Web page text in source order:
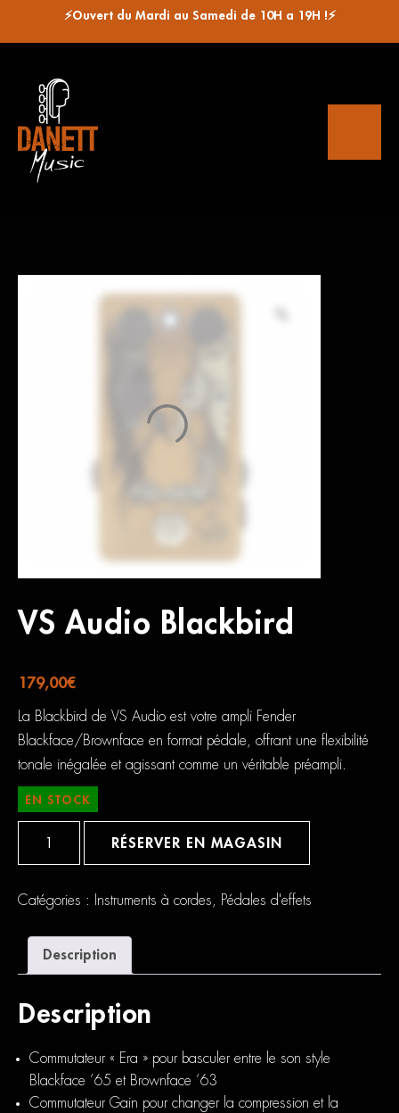
⚡Ouvert du Mardi au Samedi de 10H a 19H !⚡
VS Audio Blackbird
179,00€
La Blackbird de VS Audio est votre ampli Fender
Blackface/Brownface en format pédale, offrant une flexibilité
tonale inégalée et agissant comme un véritable préampli.
EN STOCK
RÉSERVER EN MAGASIN
Catégories : Instruments à cordes Pédales d'effets
Description
Description
Commutateur « Era » pour basculer entre le son style
Blackface ’65 et Brownface ’63
Commutateur Gain pour changer la compression et la